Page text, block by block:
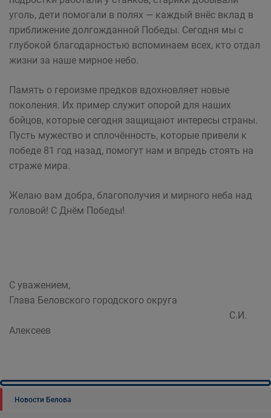
уголь, дети помогали в полях — каждый внёс вклад в
приближение долгожданной Победы. Сегодня мы с
глубокой благодарностью вспоминаем всех, кто отдал
жизни за наше мирное небо.
Память о героизме предков вдохновляет новые
поколения. Их пример служит опорой для наших
бойцов, которые сегодня защищают интересы страны.
Пусть мужество и сплочённость, которые привели к
победе 81 год назад, помогут нам и впредь стоять на
страже мира.
Желаю вам добра, благополучия и мирного неба над
головой! С Днём Победы!
С уважением,
Глава Беловского городского округа
С.И.
Алексеев
Новости Белова